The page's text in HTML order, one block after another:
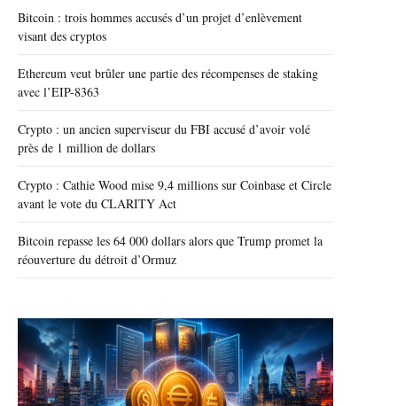
Bitcoin : trois hommes accusés d’un projet d’enlèvement
visant des cryptos
Ethereum veut brûler une partie des récompenses de staking
avec l’EIP-8363
Crypto : un ancien superviseur du FBI accusé d’avoir volé
près de 1 million de dollars
Crypto : Cathie Wood mise 9,4 millions sur Coinbase et Circle
avant le vote du CLARITY Act
Bitcoin repasse les 64 000 dollars alors que Trump promet la
réouverture du détroit d’Ormuz